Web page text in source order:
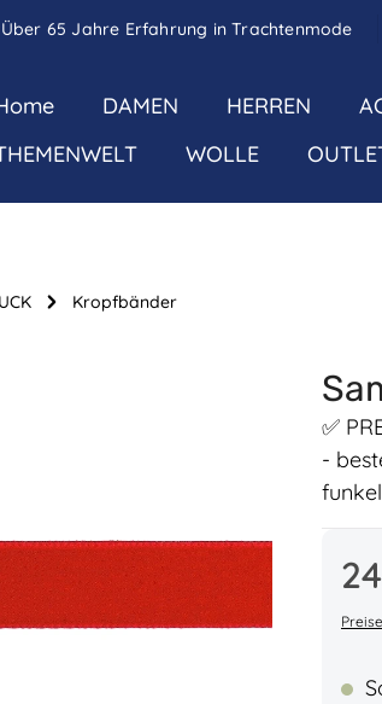
Über 65 Jahre Erfahrung in Trachtenmode
DAMEN HERREN
WOLLE
Kropfbänder
✅
-